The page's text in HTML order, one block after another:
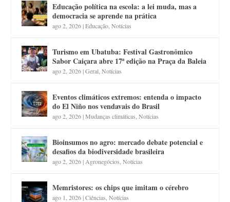
Educação política na escola: a lei muda, mas a
democracia se aprende na prática
ago 2, 2026|Educação ,Notícias
Turismo em Ubatuba: Festival Gastronômico
Sabor Caiçara abre 17ª edição na Praça da Baleia
ago 2, 2026|Geral ,Notícias
Eventos climáticos extremos: entenda o impacto
do El Niño nos vendavais do Brasil
ago 2, 2026|Mudanças climáticas ,Notícias
Bioinsumos no agro: mercado debate potencial e
desafios da biodiversidade brasileira
ago 2, 2026| Agronegócios ,Notícias
Memristores: os chips que imitam o cérebro
ago 1, 2026|Ciências ,Notícias